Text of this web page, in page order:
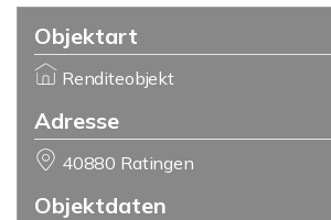
Objektart
Renditeobjekt
Adresse
40880 Ratingen
Objektdaten